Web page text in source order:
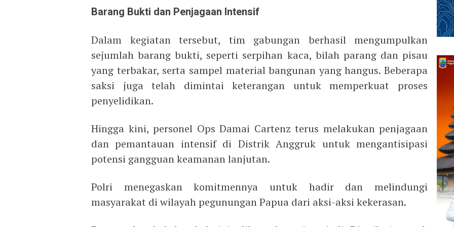
Barang Bukti dan Penjagaan Intensif
Dalam kegiatan tersebut, tim gabungan berhasil mengumpulkan
sejumlah barang bukti, seperti serpihan kaca, bilah parang dan pisau
yang terbakar, serta sampel material bangunan yang hangus. Beberapa
saksi juga telah dimintai keterangan untuk memperkuat proses
penyelidikan.
Hingga kini, personel Ops Damai Cartenz terus melakukan penjagaan
dan pemantauan intensif di Distrik Anggruk untuk mengantisipasi
potensi gangguan keamanan lanjutan.
Polri menegaskan komitmennya untuk hadir dan melindungi
masyarakat di wilayah pegunungan Papua dari aksi-aksi kekerasan.